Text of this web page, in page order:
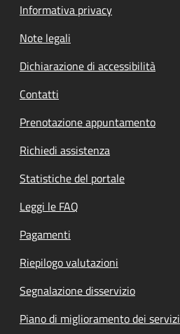
Informativa privacy
Note legali
Dichiarazione di accessibilità
Contatti
Prenotazione appuntamento
Richiedi assistenza
Statistiche del portale
Leggi le FAQ
Pagamenti
Riepilogo valutazioni
Segnalazione disservizio
Piano di miglioramento dei servizi